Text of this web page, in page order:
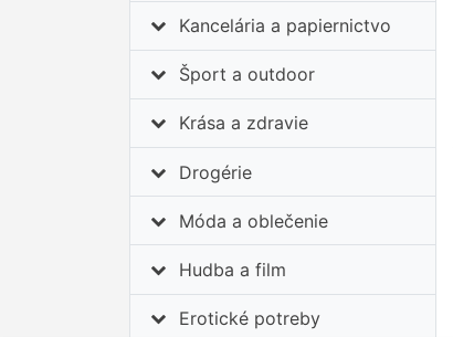
Kancelária a papiernictvo
Šport a outdoor
Krása a zdravie
Drogérie
Móda a oblečenie
Hudba a film
Erotické potreby